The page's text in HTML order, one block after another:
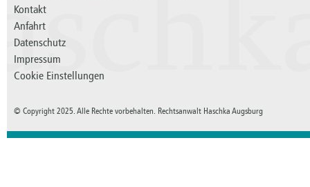
Kontakt
Anfahrt
Datenschutz
Impressum
Cookie Einstellungen
© Copyright 2025. Alle Rechte vorbehalten. Rechtsanwalt Haschka Augsburg